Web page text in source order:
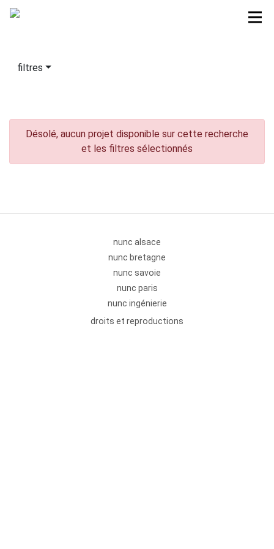
filtres
Désolé, aucun projet disponible sur cette recherche
et les filtres sélectionnés
nunc alsace
nunc bretagne
nunc savoie
nunc paris
nunc ingénierie
droits et reproductions